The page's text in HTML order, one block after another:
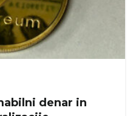
denar in